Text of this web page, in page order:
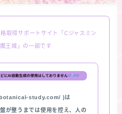
取得サポートサイト「Cジャスミン
王城」の一部です
study.com/ )は
が整うまでは使用を控え、人の